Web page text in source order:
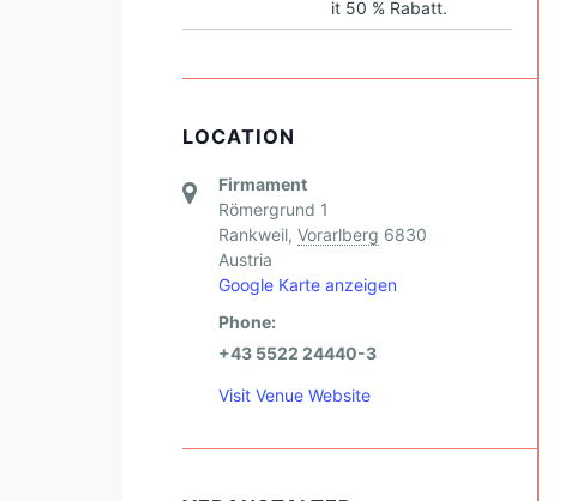
it 50 % Rabatt.
LOCATION
Firmament
Römergrund 1
Rankweil, Vorarlberg 6830
Austria
Google Karte anzeigen
Phone:
+43 5522 24440-3
Visit Venue Website